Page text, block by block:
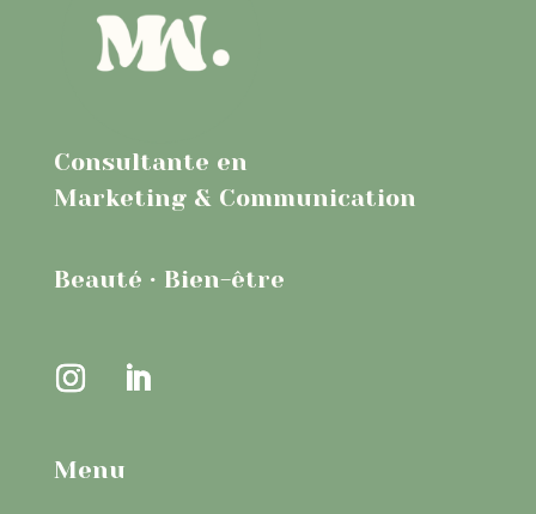
Consultante en
Marketing & Communication
Beauté · Bien-être
Menu